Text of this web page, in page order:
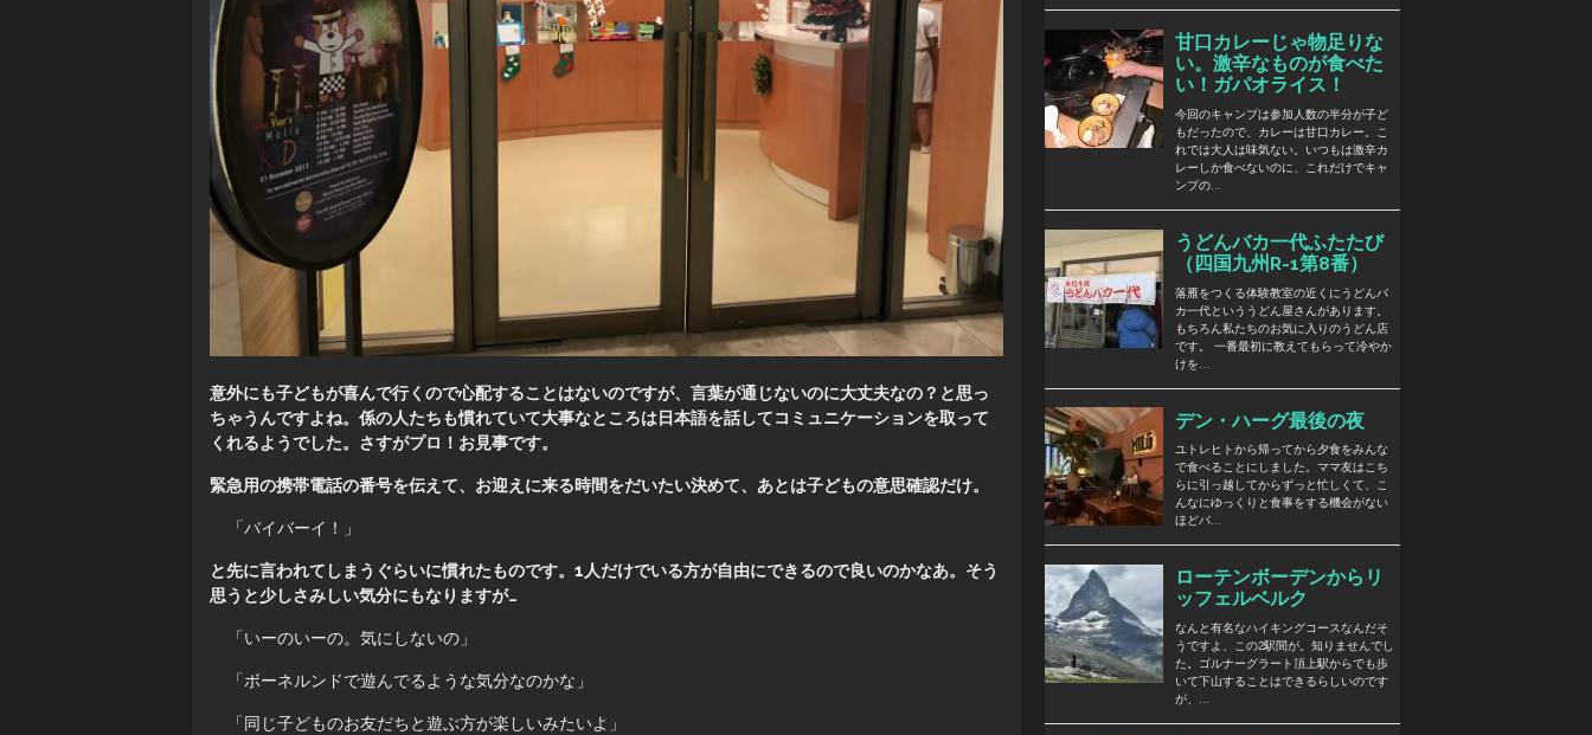
意外にも子どもが喜んで行くので心配することはないのですが、言葉が通じないのに大丈夫なの？と思っ
ちゃうんですよね。係の人たちも慣れていて大事なところは日本語を話してコミュニケーションを取って
くれるようでした。さすがプロ！お見事です。
緊急用の携帯電話の番号を伝えて、お迎えに来る時間をだいたい決めて、あとは子どもの意思確認だけ。
「バイバーイ！」
と先に言われてしまうぐらいに慣れたものです。1人だけでいる方が自由にできるので良いのかなあ。そう
思うと少しさみしい気分にもなりますが…
「いーのいーの。気にしないの」
「ボーネルンドで遊んでるような気分なのかな」
「同じ子どものお友だちと遊ぶ方が楽しいみたいよ」